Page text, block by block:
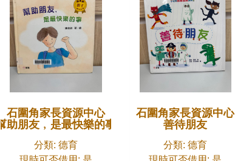
石圍角家長資源中心
幫助朋友﹐是最快樂的事
分類: 德育
石圍角家長資源中心
善待朋友
分類: 德育